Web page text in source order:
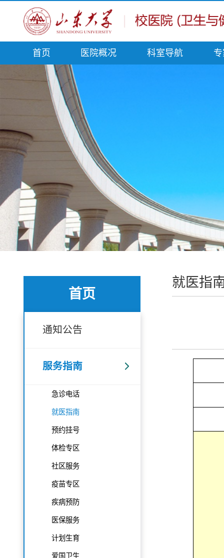
首页 医院概况 科室导航
首页
通知公告
服务指南
急诊电话
就医指南
预约挂号
体检专区
社区服务
疫苗专区
疾病预防
医保服务
计划生育
爱国卫生
就医指